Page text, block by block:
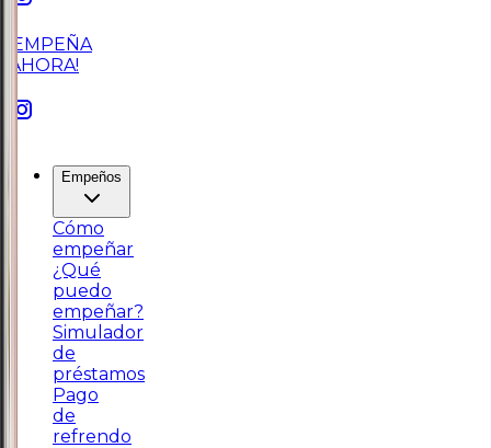
¡EMPEÑA
AHORA!
Empeños
Cómo
empeñar
¿Qué
puedo
empeñar?
Simulador
de
préstamos
Pago
de
refrendo